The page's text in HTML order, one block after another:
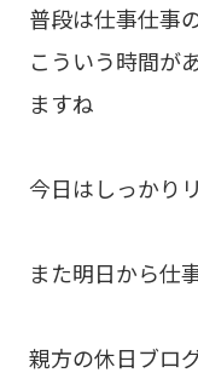
普段は仕事仕事
こういう時間が
ますね
今日はしっかり
また明日から仕
親方の休日ブロ